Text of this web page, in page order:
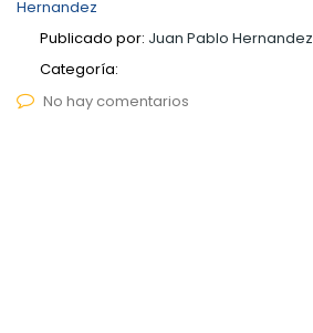
Hernandez
Publicado por: Juan Pablo Hernandez
Categoría:
No hay comentarios